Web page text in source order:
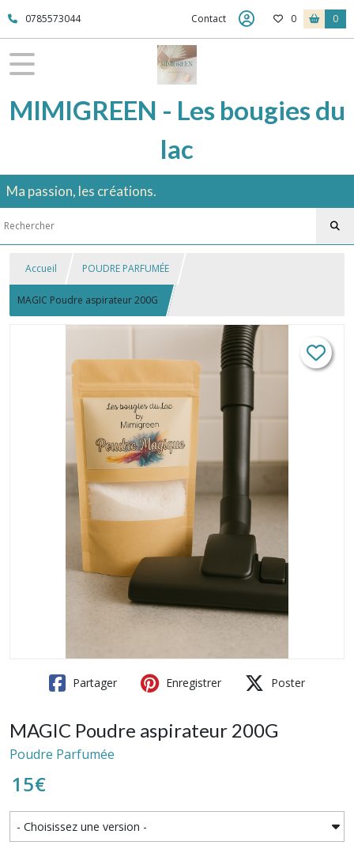
0785573044 Contact 0 0
MIMIGREEN - Les bougies du
lac
Ma passion, les créations.
Accueil POUDRE PARFUMÉE
MAGIC Poudre aspirateur 200G
Partager Enregistrer Poster
MAGIC Poudre aspirateur 200G
Poudre Parfumée
15€